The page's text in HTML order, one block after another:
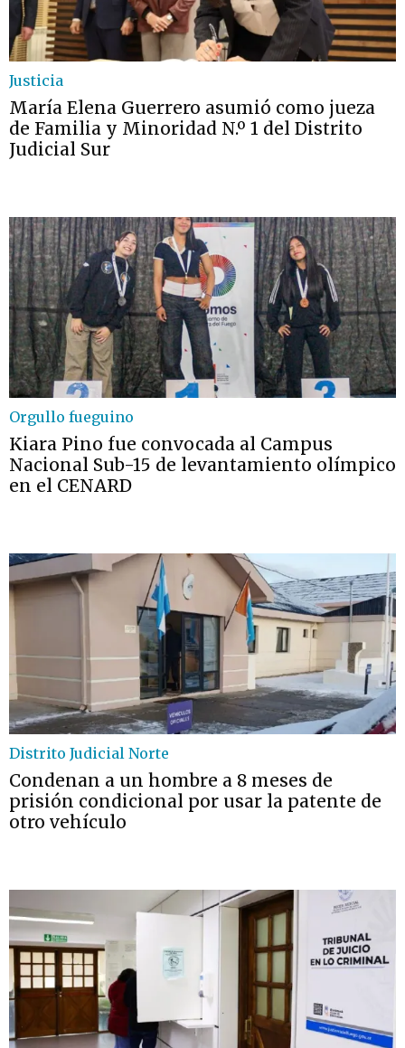
Justicia
María Elena Guerrero asumió como jueza
de Familia y Minoridad N.º 1 del Distrito
Judicial Sur
Orgullo fueguino
Kiara Pino fue convocada al Campus
Nacional Sub-15 de levantamiento olímpico
en el CENARD
Distrito Judicial Norte
Condenan a un hombre a 8 meses de
prisión condicional por usar la patente de
otro vehículo